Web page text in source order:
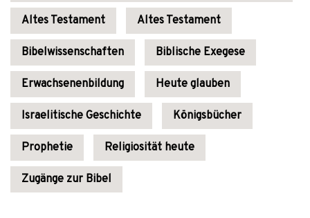
Altes Testament Altes Testament
Bibelwissenschaften Biblische Exegese
Erwachsenenbildung Heute glauben
Israelitische Geschichte Königsbücher
Prophetie Religiosität heute
Zugänge zur Bibel